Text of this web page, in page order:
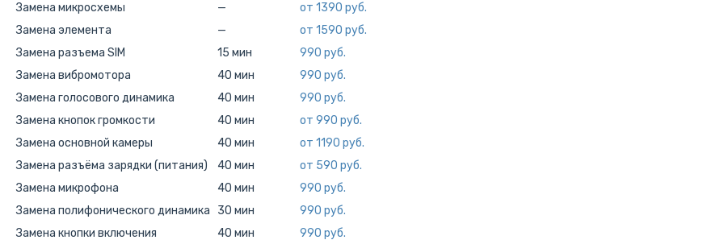
Замена микросхемы
—
от 1390 руб.
Замена элемента
—
от 1590 руб.
Замена разъема SIM
15 мин
990 руб.
Замена вибромотора
40 мин
990 руб.
Замена голосового динамика
40 мин
990 руб.
Замена кнопок громкости
40 мин
от 990 руб.
Замена основной камеры
40 мин
от 1190 руб.
Замена разъёма зарядки (питания)
40 мин
от 590 руб.
Замена микрофона
40 мин
990 руб.
Замена полифонического динамика
30 мин
990 руб.
Замена кнопки включения
40 мин
990 руб.